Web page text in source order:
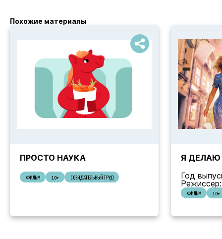
Похожие материалы
ПРОСТО НАУКА
ФИЛЬМ 10+ СОЗИДАТЕЛЬНЫЙ ТРУД
Я ДЕЛАЮ
Год
ФИЛЬМ 10+